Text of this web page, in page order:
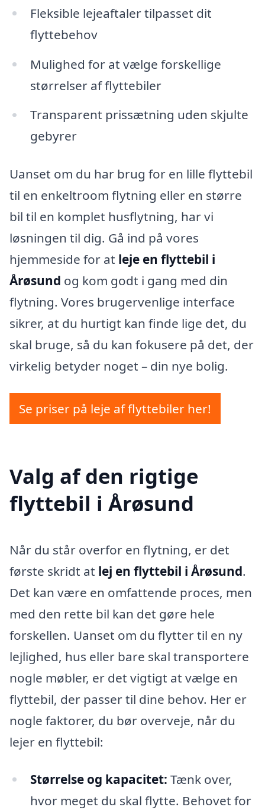
Fleksible lejeaftaler tilpasset dit
flyttebehov
Mulighed for at vælge forskellige
størrelser af flyttebiler
Transparent prissætning uden skjulte
gebyrer
Uanset om du har brug for en lille flyttebil
til en enkeltroom flytning eller en større
bil til en komplet husflytning, har vi
løsningen til dig. Gå ind på vores
hjemmeside for at leje en flyttebil i
Årøsund og kom godt i gang med din
flytning. Vores brugervenlige interface
sikrer, at du hurtigt kan finde lige det, du
skal bruge, så du kan fokusere på det, der
virkelig betyder noget – din nye bolig.
Se priser på leje af flyttebiler her!
Valg af den rigtige
flyttebil i Årøsund
Når du står overfor en flytning, er det
første skridt at lej en flyttebil i Årøsund.
Det kan være en omfattende proces, men
med den rette bil kan det gøre hele
forskellen. Uanset om du flytter til en ny
lejlighed, hus eller bare skal transportere
nogle møbler, er det vigtigt at vælge en
flyttebil, der passer til dine behov. Her er
nogle faktorer, du bør overveje, når du
lejer en flyttebil:
Størrelse og kapacitet: Tænk over,
hvor meget du skal flytte. Behovet for